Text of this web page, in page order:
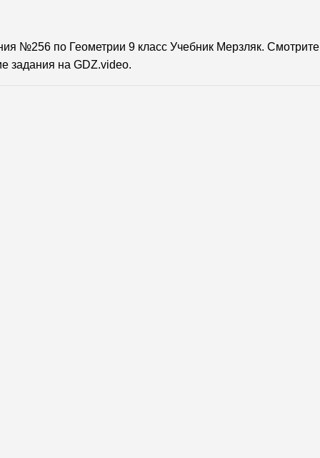
№256 по Геометрии 9 класс Учебник Мерзляк. Смотрите
задания на GDZ.video.